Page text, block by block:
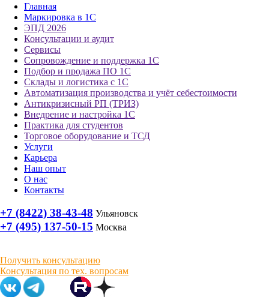
Главная
Маркировка в 1С
ЭПД 2026
Консультации и аудит
Сервисы
Сопровождение и поддержка 1С
Подбор и продажа ПО 1С
Склады и логистика с 1С
Автоматизация производства и учёт себестоимости
Антикризисный РП (ТРИЗ)
Внедрение и настройка 1С
Практика для студентов
Торговое оборудование и ТСД
Услуги
Карьера
Наш опыт
О нас
Контакты
+7 (8422) 38-43-48 Ульяновск
+7 (495) 137-50-15 Москва
Получить консультацию
Консультация по тех. вопросам